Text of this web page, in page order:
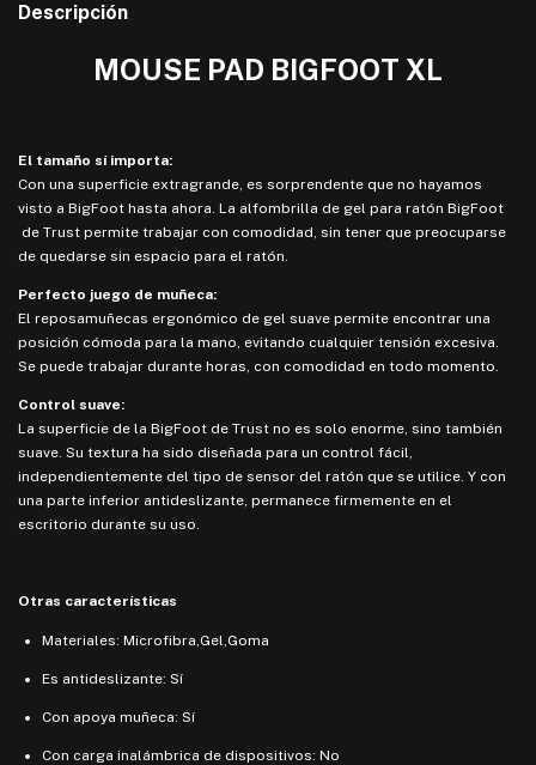
Descripción
MOUSE PAD BIGFOOT XL
El tamaño sí importa:
Con una superficie extragrande, es sorprendente que no hayamos
visto a BigFoot hasta ahora. La alfombrilla de gel para ratón BigFoot
de Trust permite trabajar con comodidad, sin tener que preocuparse
de quedarse sin espacio para el ratón.
Perfecto juego de muñeca:
El reposamuñecas ergonómico de gel suave permite encontrar una
posición cómoda para la mano, evitando cualquier tensión excesiva.
Se puede trabajar durante horas, con comodidad en todo momento.
Control suave:
La superficie de la BigFoot de Trust no es solo enorme, sino también
suave. Su textura ha sido diseñada para un control fácil,
independientemente del tipo de sensor del ratón que se utilice. Y con
una parte inferior antideslizante, permanece firmemente en el
escritorio durante su uso.
Otras características
Materiales: Microfibra,Gel,Goma
Es antideslizante: Sí
Con apoya muñeca: Sí
Con carga inalámbrica de dispositivos: No